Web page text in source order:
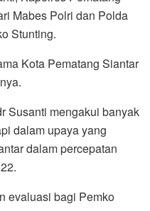
Mabes Polri dan Polda
Stunting.
Kota Pematang Siantar
Susanti mengakui banyak
dalam upaya yang
dalam percepatan
evaluasi bagi Pemko